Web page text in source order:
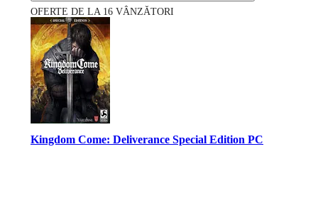
OFERTE DE LA 16 VÂNZĂTORI
Kingdom Come: Deliverance Special Edition PC